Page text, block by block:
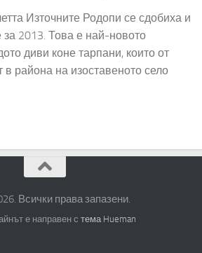
Източните Родопи се сдобиха и
за 2013. Това е най-новото
диви коне тарпани, които от
в района на изоставеното село
Всички права запазени.
е направен с тема Hueman